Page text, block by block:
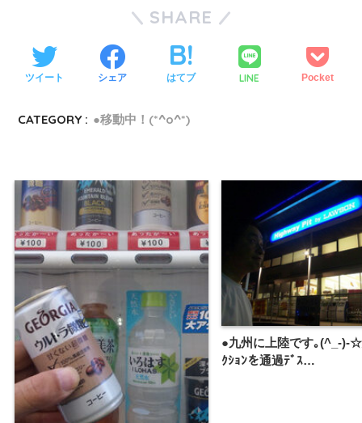
SHARE
ツイート シェア はてブ LINE Pocket
CATEGORY : ●移動中！(*^o^*)
●九州に上陸です｡(^_-)-
ｸｼｮﾝを通過ﾃﾞｽ…